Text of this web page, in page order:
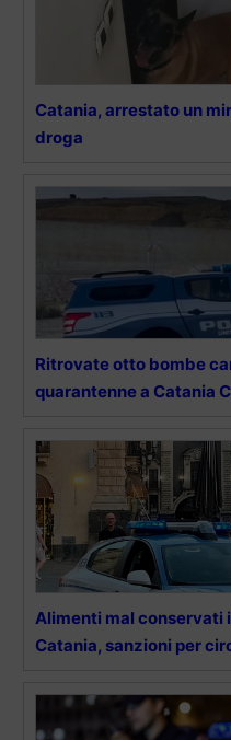
Catania, arrestato un
droga
Ritrovate otto bombe
quarantenne a Catania
Alimenti mal conservati
Catania, sanzioni per